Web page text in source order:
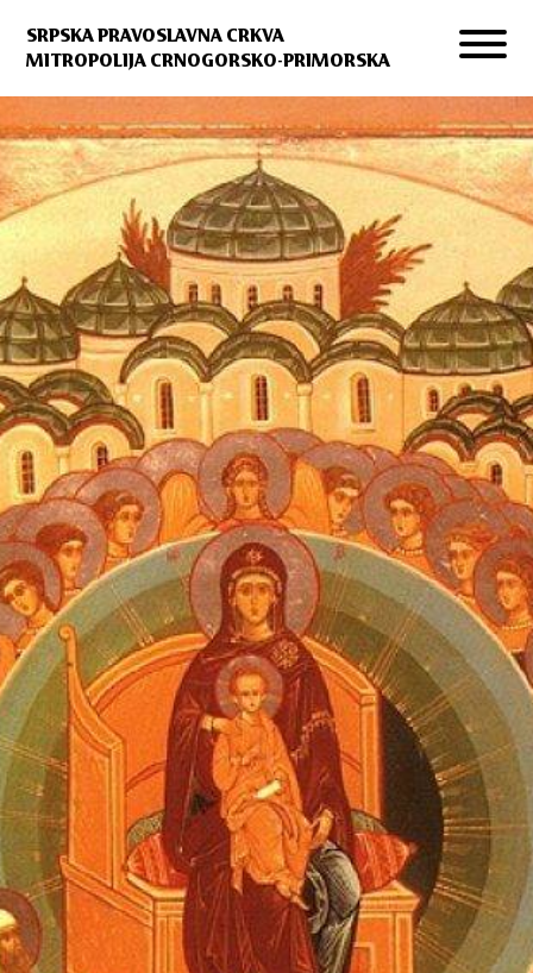
SRPSKA PRAVOSLAVNA CRKVA
MITROPOLIJA CRNOGORSKO-PRIMORSKA